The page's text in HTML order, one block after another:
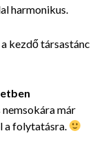
harmonikus.
kezdő társastánc
nemsokára már
a folytatásra.